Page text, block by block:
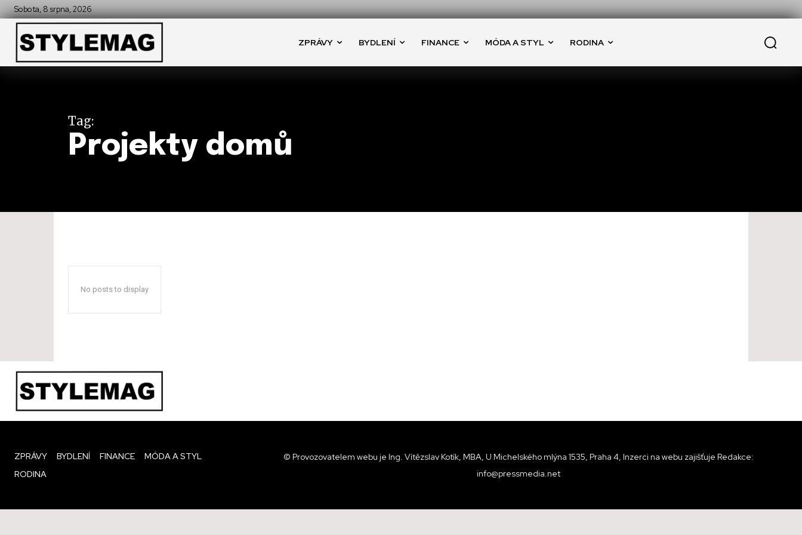
Sobota, 8 srpna, 2026
ZPRÁVY BYDLENÍ FINANCE MÓDA A STYL RODINA
Tag:
Projekty domů
No posts to display
ZPRÁVY BYDLENÍ FINANCE
MÓDA A STYL
RODINA
© Provozovatelem webu je Ing. Vítězslav Kotík, MBA, U Michelského mlýna 1535, Praha 4, Inzerci na webu zajišťuje Redakce:
info@pressmedia.net